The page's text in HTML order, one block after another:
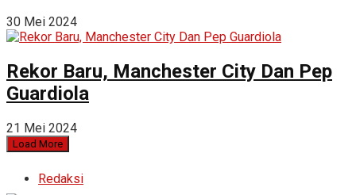
30 Mei 2024
Rekor Baru, Manchester City Dan Pep
Guardiola
21 Mei 2024
Load More
Redaksi